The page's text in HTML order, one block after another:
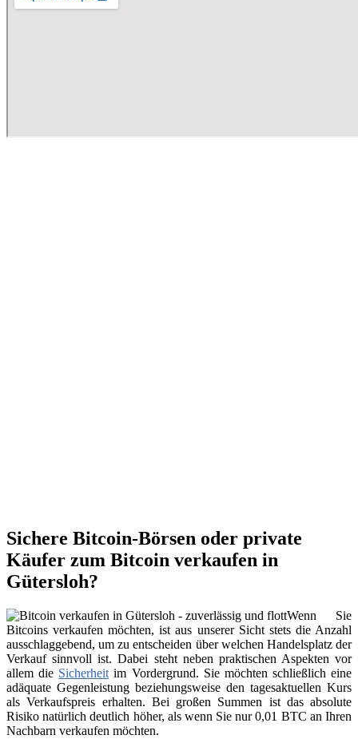
Sichere Bitcoin-Börsen oder private
Käufer zum Bitcoin verkaufen in
Gütersloh?
Wenn Sie
Bitcoins verkaufen möchten, ist aus unserer Sicht stets die Anzahl
ausschlaggebend, um zu entscheiden über welchen Handelsplatz der
Verkauf sinnvoll ist. Dabei steht neben praktischen Aspekten vor
allem die Sicherheit im Vordergrund. Sie möchten schließlich eine
adäquate Gegenleistung beziehungsweise den tagesaktuellen Kurs
als Verkaufspreis erhalten. Bei großen Summen ist das absolute
Risiko natürlich deutlich höher, als wenn Sie nur 0,01 BTC an Ihren
Nachbarn verkaufen möchten.